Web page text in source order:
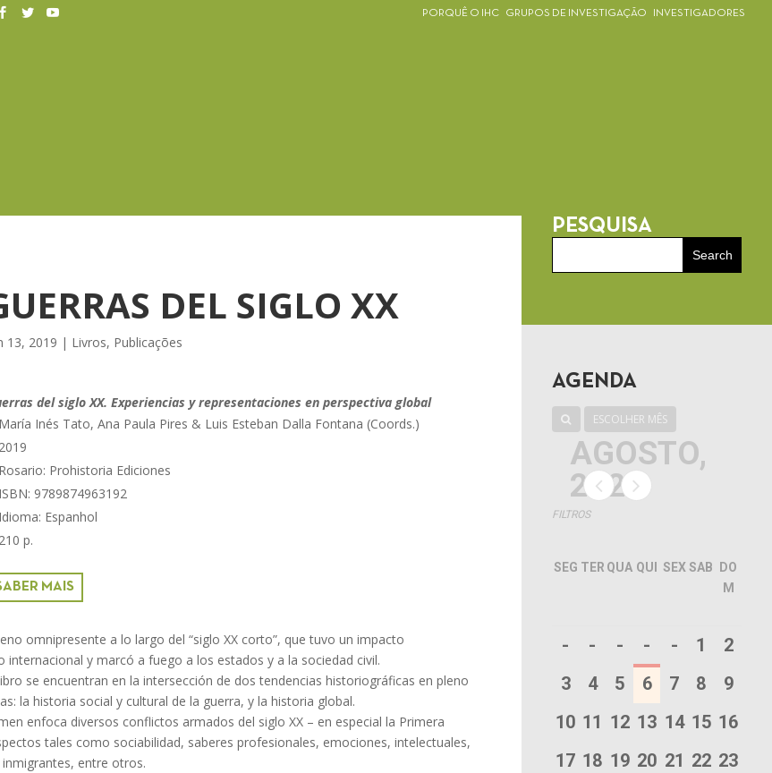
PORQUÊ O IHC GRUPOS DE INVESTIGAÇÃO INVESTIGADORES
DEL SIGLO XX
13, 2019 | Livros, Publicações
del siglo XX. Experiencias y representaciones en perspectiva global
María Inés Tato, Ana Paula Pires & Luis Esteban Dalla Fontana (Coords.)
2019
Rosario: Prohistoria Ediciones
ISBN: 9789874963192
Idioma: Espanhol
210 p.
MAIS
omnipresente a lo largo del “siglo XX corto”, que tuvo un impacto
internacional y marcó a fuego a los estados y a la sociedad civil.
se encuentran en la intersección de dos tendencias historiográficas en pleno
la historia social y cultural de la guerra, y la historia global.
enfoca diversos conflictos armados del siglo XX – en especial la Primera
tales como sociabilidad, saberes profesionales, emociones, intelectuales,
entre otros.
PESQUISA
AGENDA
ESCOLHER MÊS
AGOSTO,
2026
FILTROS
SEG TER QUA QUI SEX SAB DO
M
- - - - - 1
2
3
4 5 6 7 8
9
10 11 12 13 14 15 16
17 18 19 20 21 22 23